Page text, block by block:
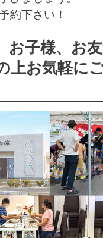
約下さい！
お子様、お
上お気軽に